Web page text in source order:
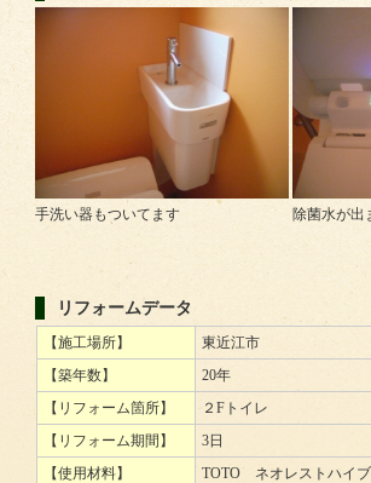
手洗い器もついてます 除菌水が出
リフォームデータ
【施工場所】
東近江市
【築年数】
20年
【リフォーム箇所】
２Fトイレ
【リフォーム期間】
3日
【使用材料】
TOTO ネオレストハイ